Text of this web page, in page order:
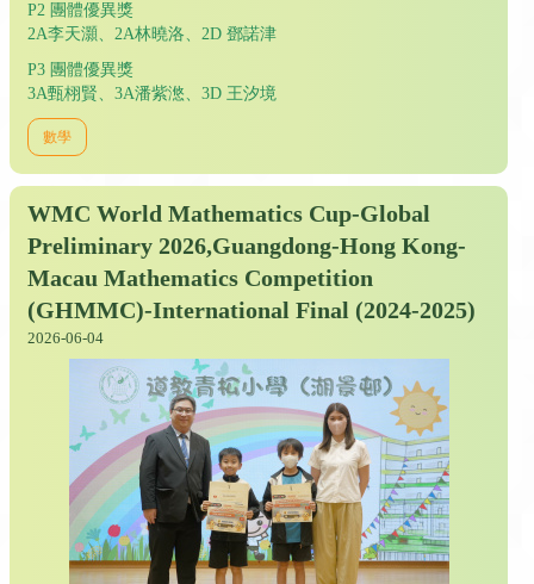
P2 團體優異獎
2A李天灝、2A林曉洛、2D 鄧諾津
P3 團體優異獎
3A甄栩賢、3A潘紫滺、3D 王汐境
數學
WMC World Mathematics Cup-Global
Preliminary 2026,Guangdong-Hong Kong-
Macau Mathematics Competition
(GHMMC)-International Final (2024-2025)
2026-06-04